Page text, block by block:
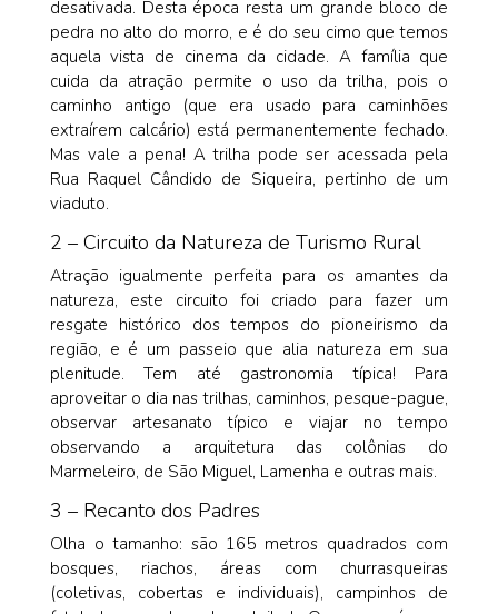
desativada. Desta época resta um grande bloco de
pedra no alto do morro, e é do seu cimo que temos
aquela vista de cinema da cidade. A família que
cuida da atração permite o uso da trilha, pois o
caminho antigo (que era usado para caminhões
extraírem calcário) está permanentemente fechado.
Mas vale a pena! A trilha pode ser acessada pela
Rua Raquel Cândido de Siqueira, pertinho de um
viaduto.
2 – Circuito da Natureza de Turismo Rural
Atração igualmente perfeita para os amantes da
natureza, este circuito foi criado para fazer um
resgate histórico dos tempos do pioneirismo da
região, e é um passeio que alia natureza em sua
plenitude. Tem até gastronomia típica! Para
aproveitar o dia nas trilhas, caminhos, pesque-pague,
observar artesanato típico e viajar no tempo
observando a arquitetura das colônias do
Marmeleiro, de São Miguel, Lamenha e outras mais.
3 – Recanto dos Padres
Olha o tamanho: são 165 metros quadrados com
bosques, riachos, áreas com churrasqueiras
(coletivas, cobertas e individuais), campinhos de